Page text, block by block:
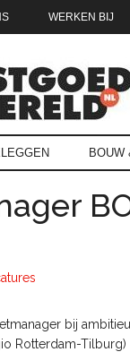
WERKEN BIJ
BOUW
bij
Rotterdam-Tilburg)